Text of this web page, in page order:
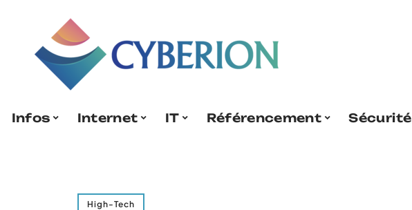
Infos Internet IT Référencement Sécurité
High-Tech